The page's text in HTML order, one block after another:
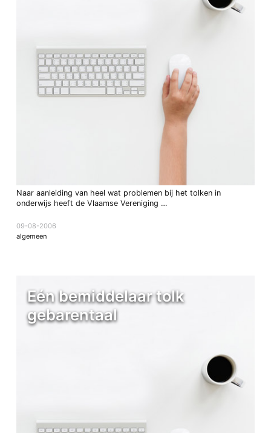
Naar aanleiding van heel wat problemen bij het tolken in
onderwijs heeft de Vlaamse Vereniging …
09-08-2006
algemeen
Eén bemiddelaar tolk
gebarentaal